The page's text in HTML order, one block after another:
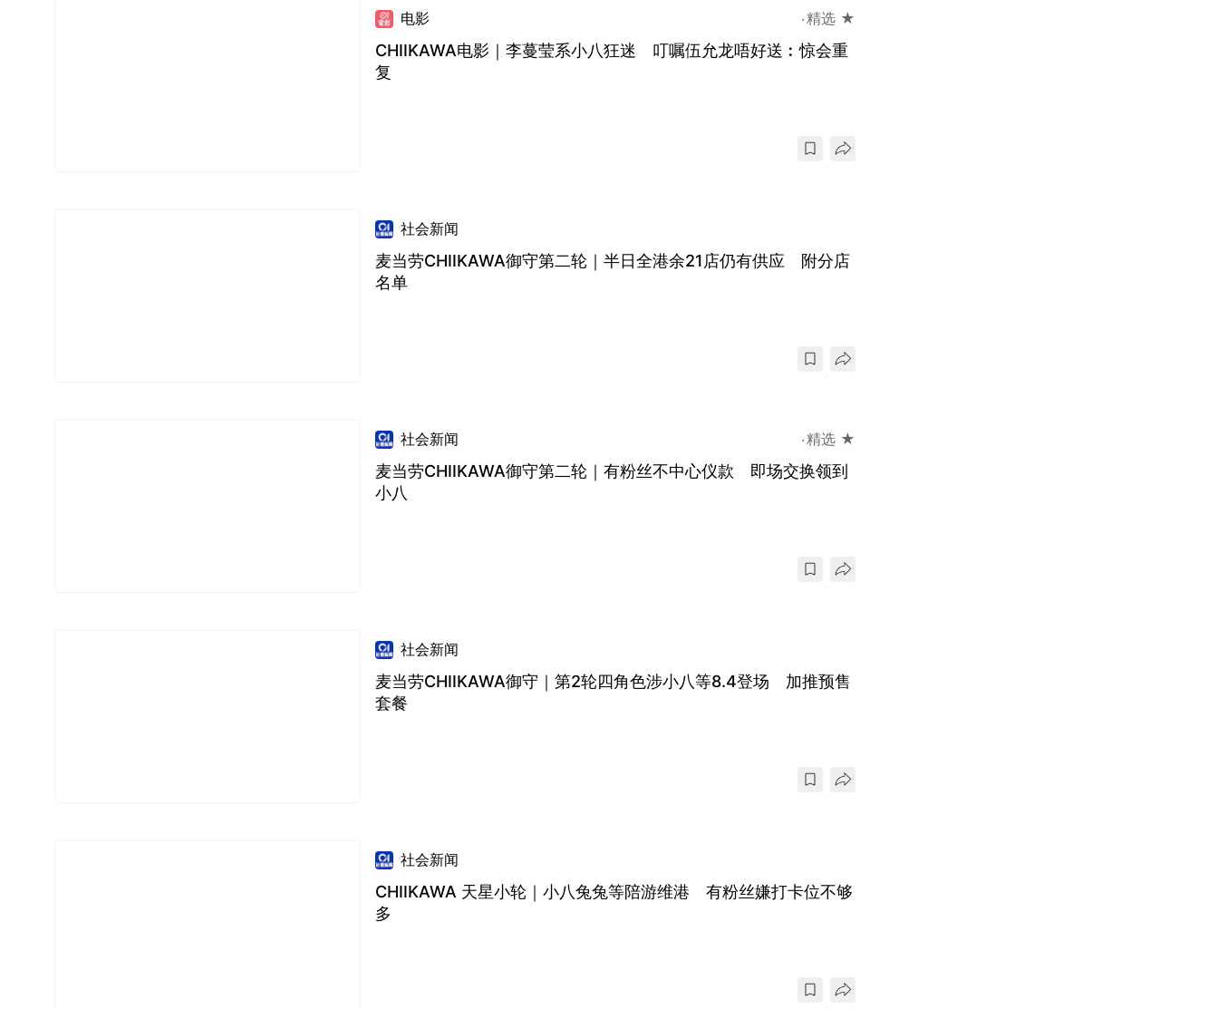
电影 精选 ★
CHIIKAWA电影｜李蔓莹系小八狂迷 叮嘱伍允龙唔好送︰惊会重
复
社会新闻
麦当劳CHIIKAWA御守第二轮｜半日全港余21店仍有供应 附分店
名单
社会新闻 精选 ★
麦当劳CHIIKAWA御守第二轮｜有粉丝不中心仪款 即场交换领到
小八
社会新闻
麦当劳CHIIKAWA御守｜第2轮四角色涉小八等8.4登场 加推预售
套餐
社会新闻
CHIIKAWA 天星小轮｜小八兔兔等陪游维港 有粉丝嫌打卡位不够
多